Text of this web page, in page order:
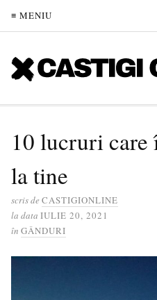
≡ MENIU
10 lucruri care
la tine
scris de CASTIGIONLINE
la data IULIE 20, 2021
în GÂNDURI